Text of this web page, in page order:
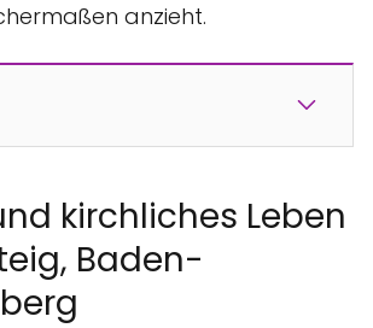
anzieht.
kirchliches Leben
Baden-